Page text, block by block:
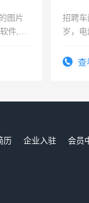
图片
件,工
招聘车
岁，
宿，免
查
历 企业入驻 会员